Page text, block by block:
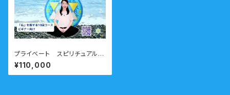
プライベート スピリチュアルマ
インドフルネス瞑想 対面・オン
ライン ビギナーコース
¥110,000